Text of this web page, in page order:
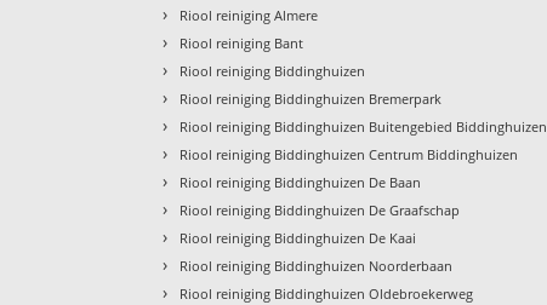
› Riool reiniging Almere
› Riool reiniging Bant
› Riool reiniging Biddinghuizen
› Riool reiniging Biddinghuizen Bremerpark
› Riool reiniging Biddinghuizen Buitengebied Biddinghuizen
› Riool reiniging Biddinghuizen Centrum Biddinghuizen
› Riool reiniging Biddinghuizen De Baan
› Riool reiniging Biddinghuizen De Graafschap
› Riool reiniging Biddinghuizen De Kaai
› Riool reiniging Biddinghuizen Noorderbaan
› Riool reiniging Biddinghuizen Oldebroekerweg